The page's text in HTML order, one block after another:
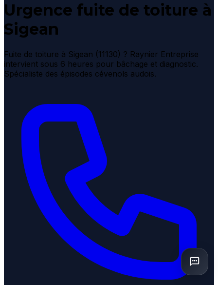
Urgence fuite de toiture à
Sigean
Fuite de toiture à Sigean (11130) ? Raynier Entreprise
intervient sous 6 heures pour bâchage et diagnostic.
Spécialiste des épisodes cévenols audois.